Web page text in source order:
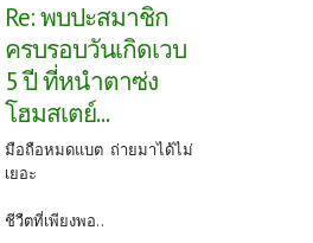
Re: พบปะสมาชิก
ครบรอบวันเกิดเวบ
5 ปี ที่หนำตาซ่ง
โฮมสเตย์...
มือถือหมดแบต ถ่ายมาได้ไม่
เยอะ
ชีวืตที่เพียงพอ..